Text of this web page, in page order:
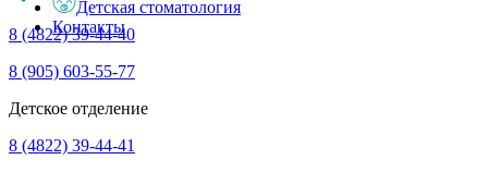
Детская стоматология
Контакты
8 (4822) 39-44-40
8 (905) 603-55-77
Детское отделение
8 (4822) 39-44-41